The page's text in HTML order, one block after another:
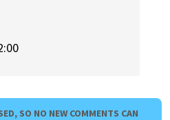
SO NO NEW COMMENTS CAN